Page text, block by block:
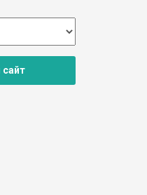
сайт